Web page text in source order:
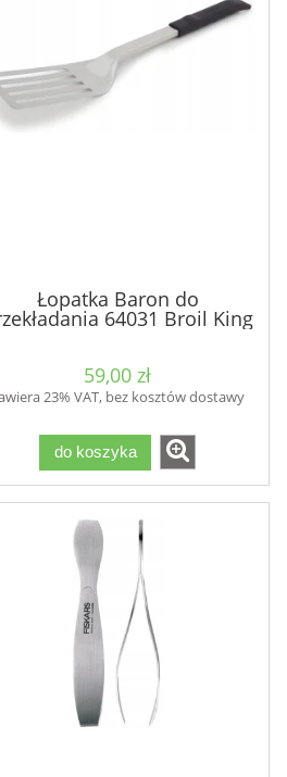
Łopatka Baron do
64031 Broil King
59,00 zł
23% VAT, bez kosztów dostawy
do koszyka